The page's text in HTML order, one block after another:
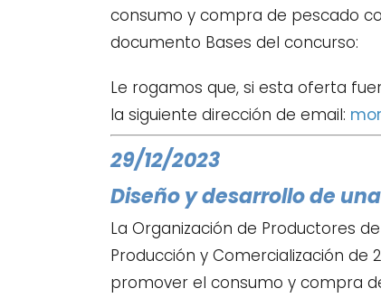
consumo y compra de pescado
documento Bases del concurso:
Le rogamos que, si esta oferta
la siguiente dirección de email:
29/12/2023
Diseño y desarrollo de
La Organización de Productores
Producción y Comercialización
promover el consumo y compra